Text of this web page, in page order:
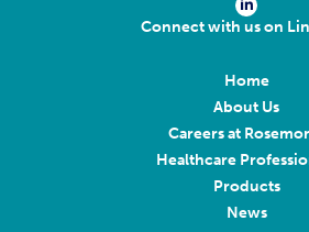
Home
About Us
Careers at
Healthcare
Products
News
Connect with us on